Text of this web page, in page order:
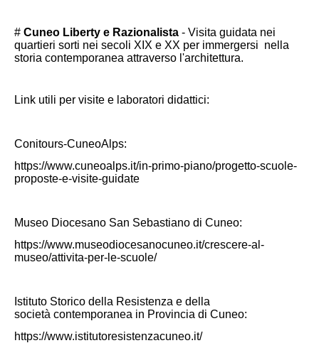
# Cuneo Liberty e Razionalista - Visita guidata nei
quartieri sorti nei secoli XIX e XX per immergersi nella
storia contemporanea attraverso l'architettura.
Link utili per visite e laboratori didattici:
Conitours-CuneoAlps:
https://www.cuneoalps.it/in-primo-piano/progetto-scuole-
proposte-e-visite-guidate
Museo Diocesano San Sebastiano di Cuneo:
https://www.museodiocesanocuneo.it/crescere-al-
museo/attivita-per-le-scuole/
Istituto Storico della Resistenza e della
società contemporanea in Provincia di Cuneo:
https://www.istitutoresistenzacuneo.it/